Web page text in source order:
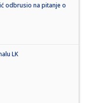
odbrusio na pitanje o
LK